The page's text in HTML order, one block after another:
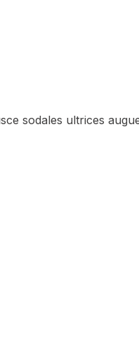
sodales ultrices